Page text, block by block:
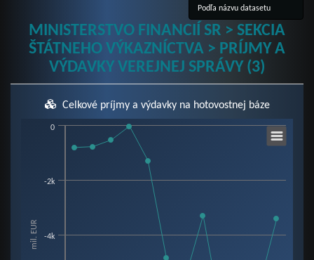
MINISTERSTVO FINANCIÍ SR > SEKCIA
ŠTÁTNEHO VÝKAZNÍCTVA > PRÍJMY A
VÝDAVKY VEREJNEJ SPRÁVY (3)
Celkové príjmy a výdavky na hotovostnej báze
Line chart with 12 data points.
The chart has 1 X axis displaying categories.
The chart has 1 Y axis displaying mil. EUR. Data ranges from -6987 to -14.
mil. EUR -4k
-2k
0